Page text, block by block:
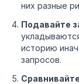
них разные
Подавайте
историю
запросов.